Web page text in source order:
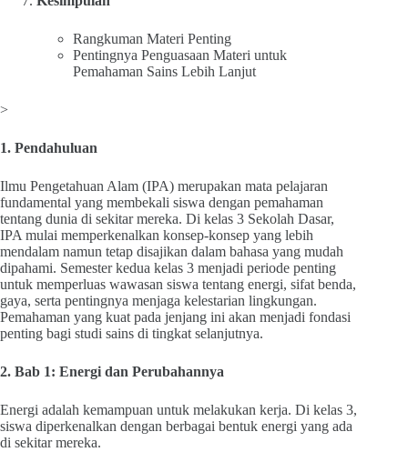
Rangkuman Materi Penting
Pentingnya Penguasaan Materi untuk
Pemahaman Sains Lebih Lanjut
>
1. Pendahuluan
Ilmu Pengetahuan Alam (IPA) merupakan mata pelajaran
fundamental yang membekali siswa dengan pemahaman
tentang dunia di sekitar mereka. Di kelas 3 Sekolah Dasar,
IPA mulai memperkenalkan konsep-konsep yang lebih
mendalam namun tetap disajikan dalam bahasa yang mudah
dipahami. Semester kedua kelas 3 menjadi periode penting
untuk memperluas wawasan siswa tentang energi, sifat benda,
gaya, serta pentingnya menjaga kelestarian lingkungan.
Pemahaman yang kuat pada jenjang ini akan menjadi fondasi
penting bagi studi sains di tingkat selanjutnya.
2. Bab 1: Energi dan Perubahannya
Energi adalah kemampuan untuk melakukan kerja. Di kelas 3,
siswa diperkenalkan dengan berbagai bentuk energi yang ada
di sekitar mereka.